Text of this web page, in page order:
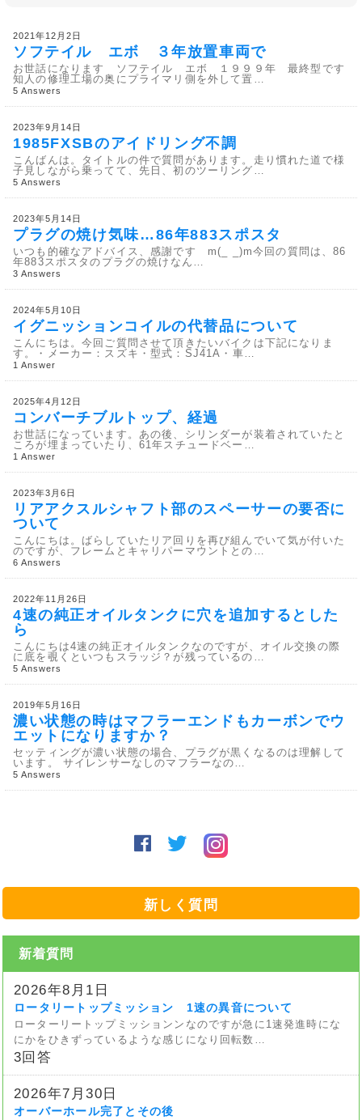
2021年12月2日
ソフテイル エボ ３年放置車両で
お世話になります ソフテイル エボ １９９９年 最終型です
知人の修理工場の奥にプライマリ側を外して置…
5 Answers
2023年9月14日
1985FXSBのアイドリング不調
こんばんは。タイトルの件で質問があります。走り慣れた道で様
子見しながら乗ってて、先日、初のツーリング…
5 Answers
2023年5月14日
プラグの焼け気味…86年883スポスタ
いつも的確なアドバイス、感謝です m(_ _)m今回の質問は、86
年883スポスタのプラグの焼けなん…
3 Answers
2024年5月10日
イグニッションコイルの代替品について
こんにちは。今回ご質問させて頂きたいバイクは下記になりま
す。・メーカー：スズキ・型式：SJ41A・車…
1 Answer
2025年4月12日
コンバーチブルトップ、経過
お世話になっています。あの後、シリンダーが装着されていたと
ころが埋まっていたり、61年スチュードベー…
1 Answer
2023年3月6日
リアアクスルシャフト部のスペーサーの要否に
ついて
こんにちは。ばらしていたリア回りを再び組んでいて気が付いた
のですが、フレームとキャリパーマウントとの…
6 Answers
2022年11月26日
4速の純正オイルタンクに穴を追加するとした
ら
こんにちは4速の純正オイルタンクなのですが、オイル交換の際
に底を覗くといつもスラッジ？が残っているの…
5 Answers
2019年5月16日
濃い状態の時はマフラーエンドもカーボンでウ
エットになりますか？
セッティングが濃い状態の場合、プラグが黒くなるのは理解して
います。 サイレンサーなしのマフラーなの…
5 Answers
新しく質問
新着質問
2026年8月1日
ロータリートップミッション 1速の異音について
ローターリートップミッションンなのですが急に1速発進時にな
にかをひきずっているような感じになり回転数…
3回答
2026年7月30日
オーバーホール完了とその後